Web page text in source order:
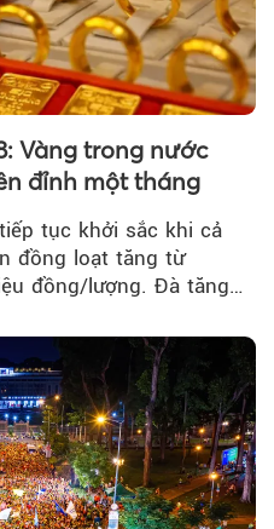
Vàng trong nước
đỉnh một tháng
tục khởi sắc khi cả
đồng loạt tăng từ
đồng/lượng. Đà tăng
mức cao nhất trong